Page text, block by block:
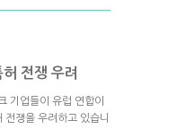
전쟁 우려
기업들이 유럽 연합이
쟁을 우려하고 있습니